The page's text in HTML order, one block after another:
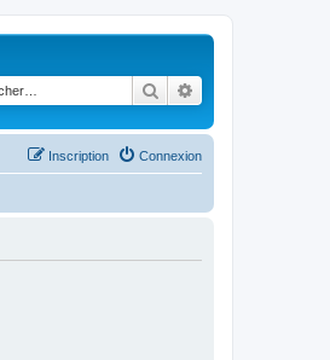
Rechercher
Connexion
Inscription